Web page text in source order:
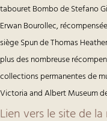
tabouret Bombo de Stefano
Erwan Bourollec,
siège Spun de Thomas
plus des nombreuse
collections permanentes de
Victoria and Albert Museum
Lien vers le site de